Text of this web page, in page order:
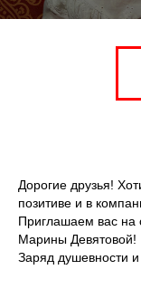
Дорогие друзья!
позитиве и в
Приглашаем вас на
Марины Девятовой!
Заряд душевности